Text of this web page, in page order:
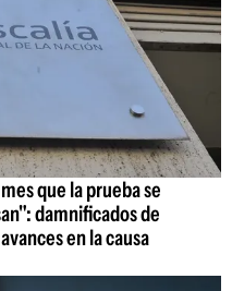
que la prueba se
damnificados de
en la causa